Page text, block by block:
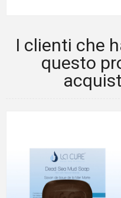
I clienti che
questo